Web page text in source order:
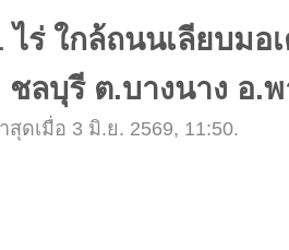
ร่ ใกล้ถนนเลียบมอ
ลบุรี ต.บางนาง อ.
สุดเมื่อ 3 มิ.ย. 2569, 11:50.